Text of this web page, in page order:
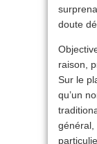
doute
raison,
Sur le
qu’un
général,